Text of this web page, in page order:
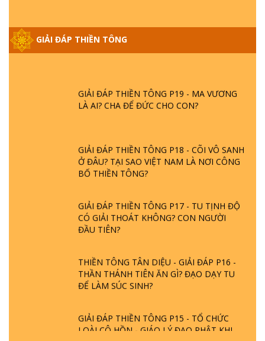
GIẢI ĐÁP THIỀN TÔNG
GIẢI ĐÁP THIỀN TÔNG ĐẶC BIỆT PHẦN 20
- BÁC NGUYỄN NHÂN LÀ AI? PHIỀN NÃO
DO ĐÂU MÀ CÓ?
GIẢI ĐÁP THIỀN TÔNG P19 - MA VƯƠNG
LÀ AI? CHA ĐỂ ĐỨC CHO CON?
GIẢI ĐÁP THIỀN TÔNG P18 - CÕI VÔ SANH
Ở ĐÂU? TẠI SAO VIỆT NAM LÀ NƠI CÔNG
BỐ THIỀN TÔNG?
GIẢI ĐÁP THIỀN TÔNG P17 - TU TỊNH ĐỘ
CÓ GIẢI THOÁT KHÔNG? CON NGƯỜI
ĐẦU TIÊN?
THIỀN TÔNG TÂN DIỆU - GIẢI ĐÁP P16 -
THẦN THÁNH TIÊN ĂN GÌ? ĐẠO DẠY TU
ĐỂ LÀM SÚC SINH?
GIẢI ĐÁP THIỀN TÔNG P15 - TỔ CHỨC
LOÀI CÔ HỒN - GIÁO LÝ ĐẠO PHẬT KHI